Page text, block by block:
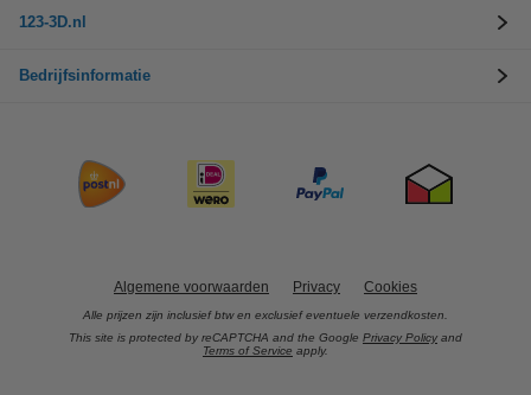
123-3D.nl
Bedrijfsinformatie
Algemene voorwaarden Privacy Cookies
Alle prijzen zijn inclusief btw en exclusief eventuele verzendkosten.
This site is protected by reCAPTCHA and the Google Privacy Policy and
Terms of Service apply.